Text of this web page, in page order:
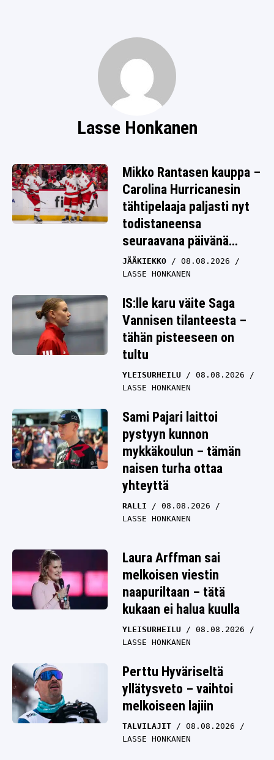
Lasse Honkanen
Mikko Rantasen kauppa –
Carolina Hurricanesin
tähtipelaaja paljasti nyt
todistaneensa
seuraavana päivänä
jotain poikkeuksellista
JÄÄKIEKKO
08.08.2026
LASSE HONKANEN
IS:lle karu väite Saga
Vannisen tilanteesta –
tähän pisteeseen on
tultu
YLEISURHEILU
08.08.2026
LASSE HONKANEN
Sami Pajari laittoi
pystyyn kunnon
mykkäkoulun – tämän
naisen turha ottaa
yhteyttä
RALLI
08.08.2026
LASSE HONKANEN
Laura Arffman sai
melkoisen viestin
naapuriltaan – tätä
kukaan ei halua kuulla
YLEISURHEILU
08.08.2026
LASSE HONKANEN
Perttu Hyväriseltä
yllätysveto – vaihtoi
melkoiseen lajiin
TALVILAJIT
08.08.2026
LASSE HONKANEN